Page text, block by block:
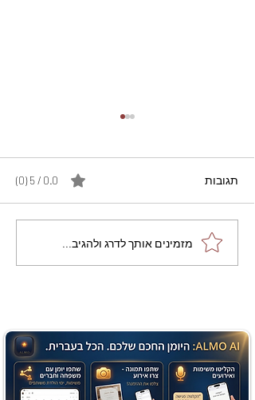
מתכון מנצח עוגת מייפל
שוקולד בחושה וקלה - זיוה
תגובות 0.0 / 5 ‏(0)
מזמינים אותך לדרג ולהגיב...